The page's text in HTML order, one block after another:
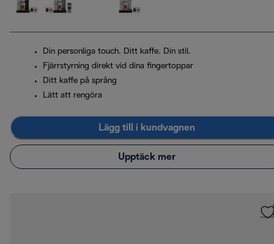
Din personliga touch. Ditt kaffe. Din stil.
Fjärrstyrning direkt vid dina fingertoppar
Ditt kaffe på språng
Lätt att rengöra
Lägg till i kundvagnen
Upptäck mer